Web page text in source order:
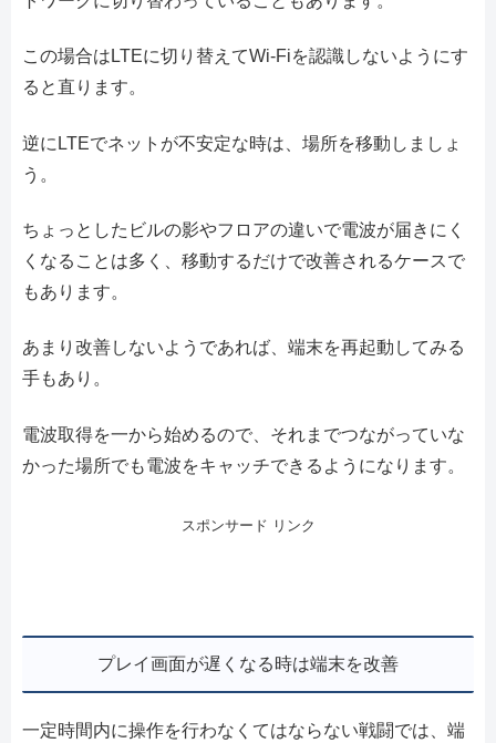
この場合はLTEに切り替えてWi-Fiを認識しないようにす
ると直ります。
逆にLTEでネットが不安定な時は、場所を移動しましょ
う。
ちょっとしたビルの影やフロアの違いで電波が届きにく
くなることは多く、移動するだけで改善されるケースで
もあります。
あまり改善しないようであれば、端末を再起動してみる
手もあり。
電波取得を一から始めるので、それまでつながっていな
かった場所でも電波をキャッチできるようになります。
スポンサード リンク
プレイ画面が遅くなる時は端末を改善
一定時間内に操作を行わなくてはならない戦闘では、端